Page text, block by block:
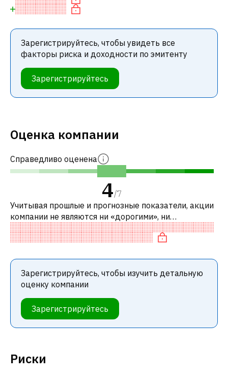
Зарегистрируйтесь, чтобы увидеть все
факторы риска и доходности по эмитенту
Зарегистрируйтесь
Риски
Оценка компании
Справедливо оценена
4/7
Учитывая прошлые и прогнозные показатели, акции
компании не являются ни «дорогими», ни
«дешевыми» по сравнению с аналогичными
компаниями. В частности, акция справедливо о
Зарегистрируйтесь, чтобы изучить детальную
оценку компании
Зарегистрируйтесь